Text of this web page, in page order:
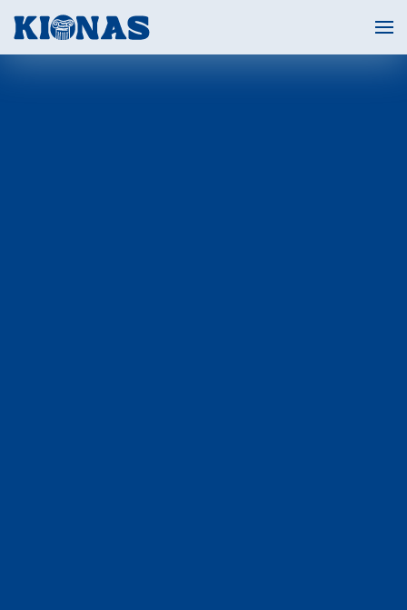
Skip to main content